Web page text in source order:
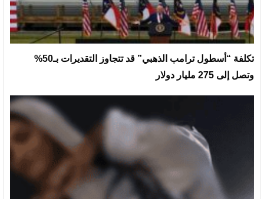
تكلفة “أسطول ترامب الذهبي” قد تتجاوز التقديرات بـ50%
وتصل إلى 275 مليار دولار